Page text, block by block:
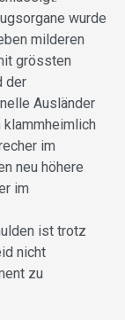
wurde
milderen
grössten
der
Ausländer
im
neu höhere
im
ist trotz
nicht
zu